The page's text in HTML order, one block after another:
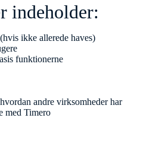
indeholder:
ikke allerede haves)
funktionerne
andre virksomheder har
med Timero